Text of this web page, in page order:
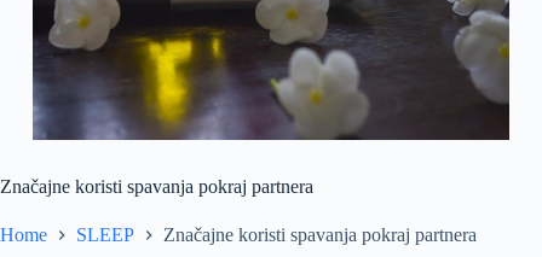
Značajne koristi spavanja pokraj partnera
Home SLEEP Značajne koristi spavanja pokraj partnera